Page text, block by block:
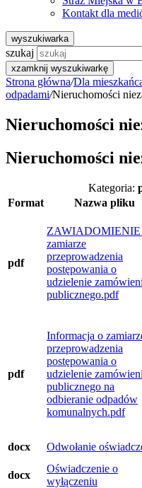
Kontakt dla
wyszukiwarka
szukaj
xzamknij wyszukiwarkę
Strona główna/Dla
odpadami/Nieruchomości
Nieruchomości
Nieruchomości
Kategoria:
Format
Nazwa pliku
pdf
ZAWIADOMIENIE
zamiarze
przeprowadzenia
postępowania o
udzielenie
publicznego.pdf
pdf
Informacja o
przeprowadzenia
postępowania o
udzielenie
publicznego na
odbieranie odpadów
komunalnych.pdf
docx
Odwołanie
docx
Oświadczenie o
wyłączeniu